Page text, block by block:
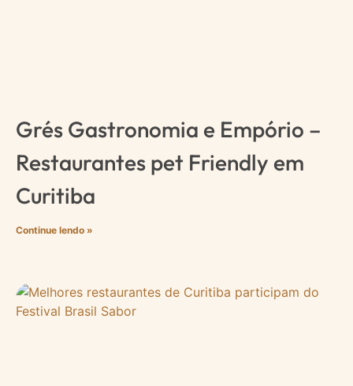
Grés Gastronomia e Empório –
Restaurantes pet Friendly em
Curitiba
Continue lendo »